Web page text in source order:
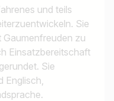
und teils
Sie
Gaumenfreuden zu
Einsatzbereitschaft
Sie
Englisch,